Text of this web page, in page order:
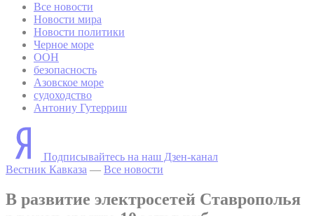
Все новости
Новости мира
Новости политики
Черное море
ООН
безопасность
Азовское море
судоходство
Антониу Гутерриш
Подписывайтесь на наш Дзен-канал
Вестник Кавказа — Все новости
В развитие электросетей Ставрополья